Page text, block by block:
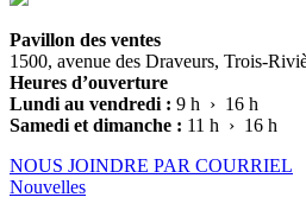
Pavillon des ventes
1500, avenue des Draveurs, Trois-
Heures d’ouverture
Lundi au vendredi : 9 h › 16 h
Samedi et dimanche : 11 h › 16 h
NOUS JOINDRE PAR COURRIEL
Nouvelles